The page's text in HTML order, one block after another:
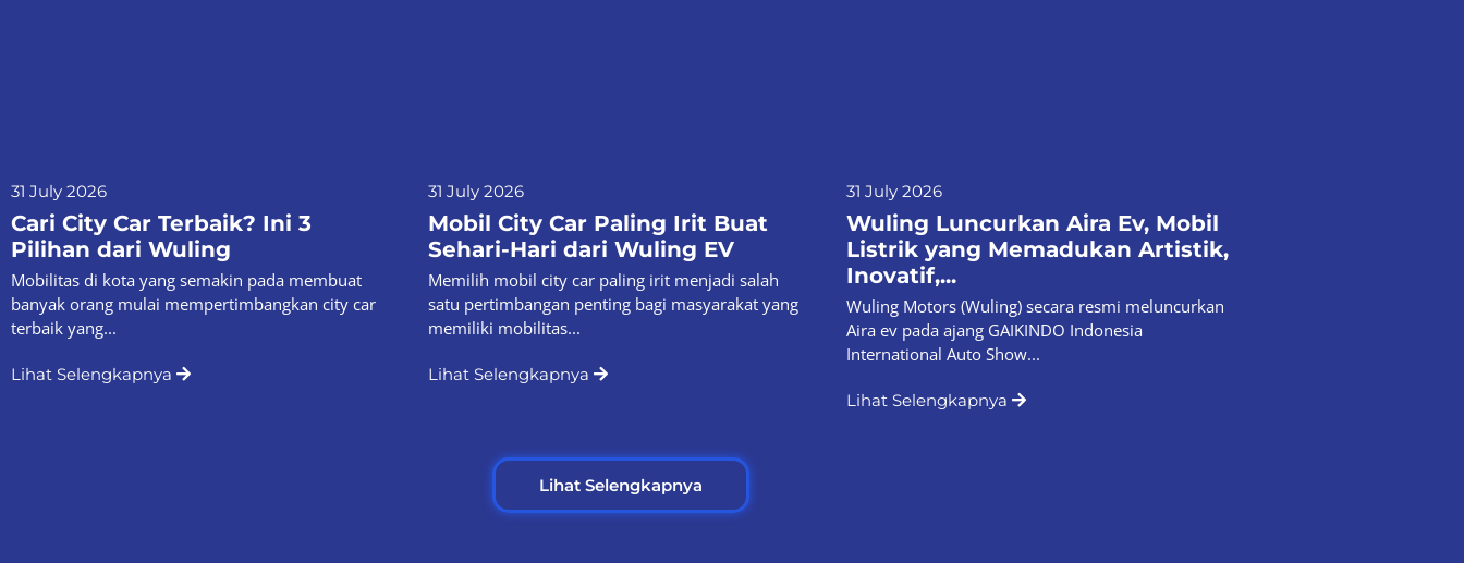
31 July 2026
Cari City Car Terbaik? Ini 3
Pilihan dari Wuling
Mobilitas di kota yang semakin pada membuat
banyak orang mulai mempertimbangkan city car
terbaik yang...
Lihat Selengkapnya
31 July 2026
Mobil City Car Paling Irit Buat
Sehari-Hari dari Wuling EV
Memilih mobil city car paling irit menjadi salah
satu pertimbangan penting bagi masyarakat yang
memiliki mobilitas...
Lihat Selengkapnya
31 July 2026
Wuling Luncurkan Aira Ev, Mobil
Listrik yang Memadukan Artistik,
Inovatif,...
Wuling Motors (Wuling) secara resmi meluncurkan
Aira ev pada ajang GAIKINDO Indonesia
International Auto Show...
Lihat Selengkapnya
Lihat Selengkapnya